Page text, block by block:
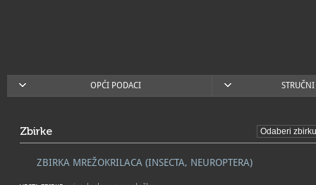
OPĆI PODACI
Zbirke
ZBIRKA MREŽOKRILACA (INSECTA, NEUROPTERA)